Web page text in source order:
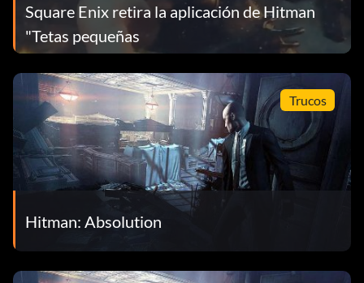
Square Enix retira la aplicación de Hitman
"Tetas pequeñas
Trucos
Hitman: Absolution